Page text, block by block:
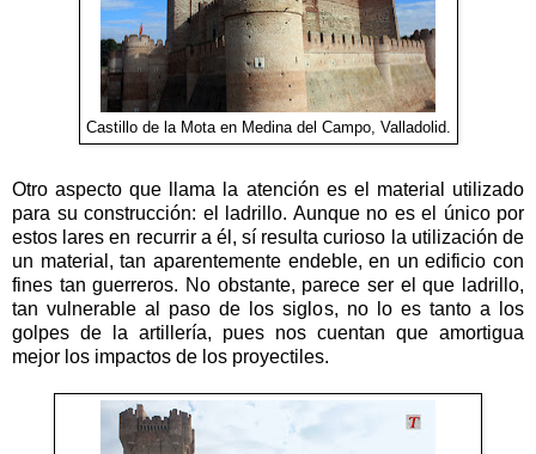
Castillo de la Mota en Medina del Campo, Valladolid.
Otro aspecto que llama la atención es el material utilizado
para su construcción: el ladrillo. Aunque no es el único por
estos lares en recurrir a él, sí resulta curioso la utilización de
un material, tan aparentemente endeble, en un edificio con
fines tan guerreros. No obstante, parece ser el que ladrillo,
tan vulnerable al paso de los siglos, no lo es tanto a los
golpes de la artillería, pues nos cuentan que amortigua
mejor los impactos de los proyectiles.